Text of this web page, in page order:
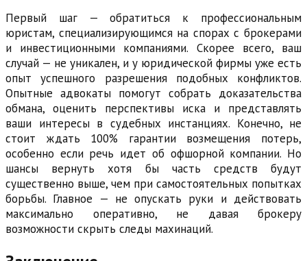
Первый шаг — обратиться к профессиональным
юристам, специализирующимся на спорах с брокерами
и инвестиционными компаниями. Скорее всего, ваш
случай — не уникален, и у юридической фирмы уже есть
опыт успешного разрешения подобных конфликтов.
Опытные адвокаты помогут собрать доказательства
обмана, оценить перспективы иска и представлять
ваши интересы в судебных инстанциях. Конечно, не
стоит ждать 100% гарантии возмещения потерь,
особенно если речь идет об офшорной компании. Но
шансы вернуть хотя бы часть средств будут
существенно выше, чем при самостоятельных попытках
борьбы. Главное — не опускать руки и действовать
максимально оперативно, не давая брокеру
возможности скрыть следы махинаций.